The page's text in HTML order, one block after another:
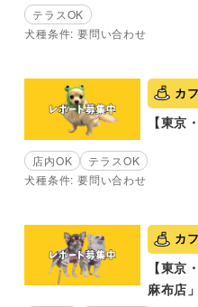
テラスOK
犬種条件: 要問い合わせ
カ
【東京
店内OK
テラスOK
犬種条件: 要問い合わせ
カ
【東京
麻布店」